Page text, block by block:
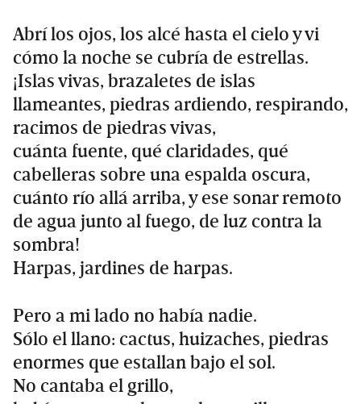
Abrí los ojos, los alcé hasta el cielo y vi
cómo la noche se cubría de estrellas.
¡Islas vivas, brazaletes de islas
llameantes, piedras ardiendo, respirando,
racimos de piedras vivas,
cuánta fuente, qué claridades, qué
cabelleras sobre una espalda oscura,
cuánto río allá arriba, y ese sonar remoto
de agua junto al fuego, de luz contra la
sombra!
Harpas, jardines de harpas.
Pero a mi lado no había nadie.
Sólo el llano: cactus, huizaches, piedras
enormes que estallan bajo el sol.
No cantaba el grillo,